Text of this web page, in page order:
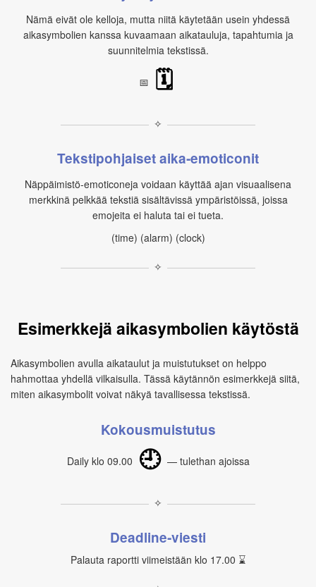
Nämä eivät ole kelloja, mutta niitä käytetään usein yhdessä
aikasymbolien kanssa kuvaamaan aikatauluja, tapahtumia ja
suunnitelmia tekstissä.
📅 🗓
✧
Tekstipohjaiset aika‑emoticonit
Näppäimistö‑emoticoneja voidaan käyttää ajan visuaalisena
merkkinä pelkkää tekstiä sisältävissä ympäristöissä, joissa
emojeita ei haluta tai ei tueta.
(time) (alarm) (clock)
✧
Esimerkkejä aikasymbolien käytöstä
Aikasymbolien avulla aikataulut ja muistutukset on helppo
hahmottaa yhdellä vilkaisulla. Tässä käytännön esimerkkejä siitä,
miten aikasymbolit voivat näkyä tavallisessa tekstissä.
Kokousmuistutus
Daily klo 09.00 🕘 — tulethan ajoissa
✧
Deadline‑viesti
Palauta raportti viimeistään klo 17.00 ⌛